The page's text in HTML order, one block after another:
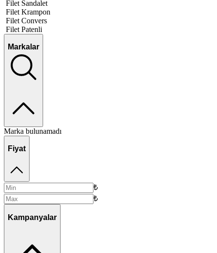
Filet Sandalet
Filet Krampon
Filet Convers
Filet Patenli
Markalar
Marka bulunamadı
Fiyat
₺
₺
Kampanyalar